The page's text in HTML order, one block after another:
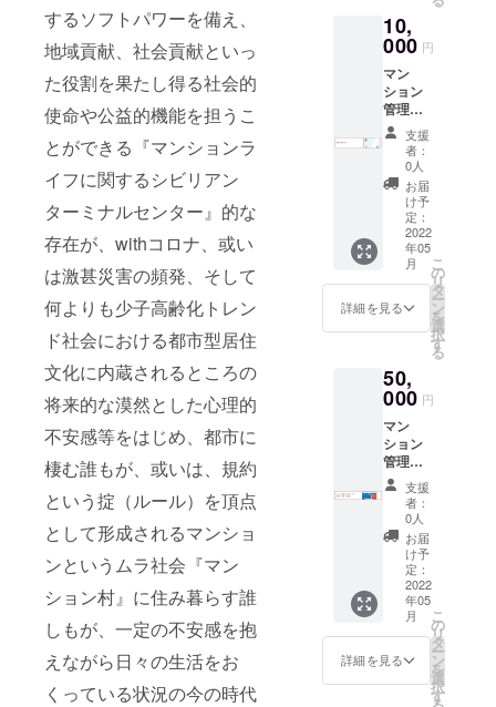
するソフトパワーを備え、
地域貢献、社会貢献といっ
た役割を果たし得る社会的
使命や公益的機能を担うこ
とができる『マンションラ
イフに関するシビリアン
ターミナルセンター』的な
存在が、withコロナ、或い
は激甚災害の頻発、そして
何よりも少子高齢化トレン
ド社会における都市型居住
文化に内蔵されるところの
将来的な漠然とした心理的
不安感等をはじめ、都市に
棲む誰もが、或いは、規約
という掟（ルール）を頂点
として形成されるマンショ
ンというムラ社会『マン
ション村』に住み暮らす誰
しもが、一定の不安感を抱
えながら日々の生活をお
くっている状況の今の時代
ピンク -
生産
国：日
本
10,
000 円
マン
ション
管理
士.com
感染防
止アク
リル板
（透
明）
600X60
0 窓無
支援
者：
0人
お届
け予
定：
2022
年05
月
詳細を見る
こ
の
リ
タ
ー
ン
を
選
択
す
る
50,
000 円
マン
ション
管理
士.com
企業
バナー
広告（1
年間）
支援
者：
0人
お届
け予
定：
2022
年05
月
詳細を見る
こ
の
リ
タ
ー
ン
を
選
択
す